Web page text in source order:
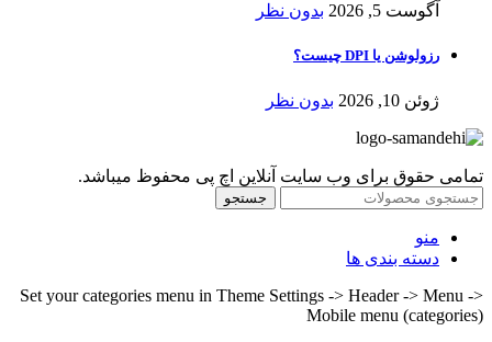
آگوست 5, 2026 بدون نظر
رزولوشن یا DPI چیست؟
ژوئن 10, 2026 بدون نظر
تمامی حقوق برای وب سایت آنلاین اچ پی محفوظ میباشد.
جستجو
منو
دسته بندی ها
Set your categories menu in Theme Settings -> Header -> Menu ->
Mobile menu (categories)